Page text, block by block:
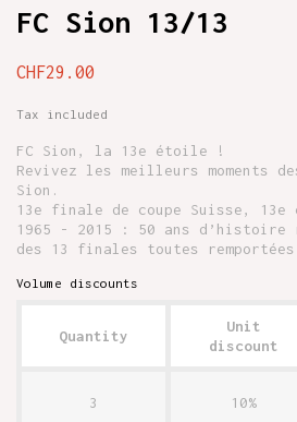
FC Sion 13/13
CHF29.00
Tax included
FC Sion, la 13e étoile !
Revivez les meilleurs moments
Sion.
13e finale de coupe Suisse, 13e
1965 - 2015 : 50 ans
des 13 finales toutes
Volume discounts
Quantity
Unit
discount
3 10%